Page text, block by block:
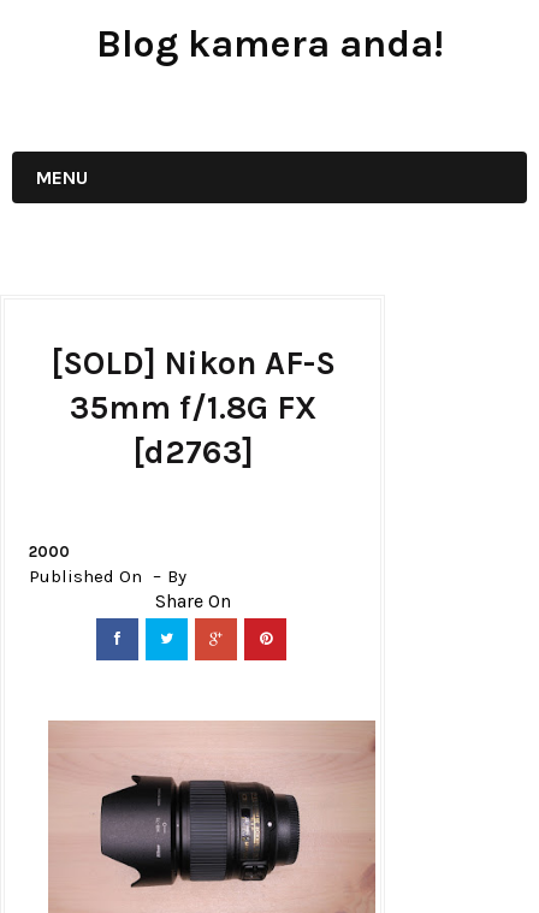
Blog kamera anda!
MENU
[SOLD] Nikon AF-S
35mm f/1.8G FX
[d2763]
2000
Published On By